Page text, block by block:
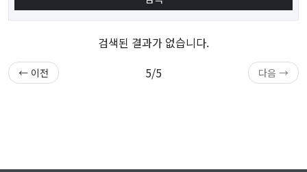
검색된 결과가 없습니다.
← 이전 5/5 다음 →